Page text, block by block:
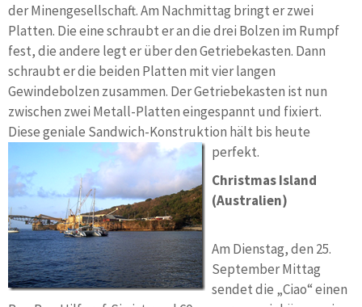
der Minengesellschaft. Am Nachmittag bringt er zwei
Platten. Die eine schraubt er an die drei Bolzen im Rumpf
fest, die andere legt er über den Getriebekasten. Dann
schraubt er die beiden Platten mit vier langen
Gewindebolzen zusammen. Der Getriebekasten ist nun
zwischen zwei Metall-Platten eingespannt und fixiert.
Diese geniale Sandwich-Konstruktion hält bis heute
perfekt.
Christmas Island
(Australien)
Am Dienstag, den 25.
September Mittag
sendet die „Ciao“ einen